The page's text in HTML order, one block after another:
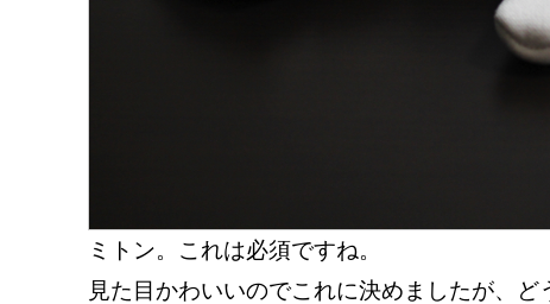
ミトン。これは必須ですね。
見た目かわいいのでこれに決めましたが、